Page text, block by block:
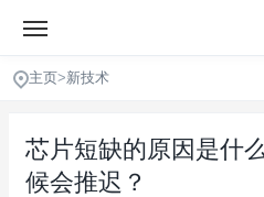
主页>新技术
芯片短缺的原因是什
候会推迟？